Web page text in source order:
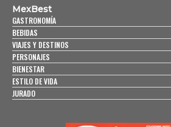
MexBest
GASTRONOMÍA
BEBIDAS
VIAJES Y DESTINOS
PERSONAJES
BIENESTAR
ESTILO DE VIDA
JURADO